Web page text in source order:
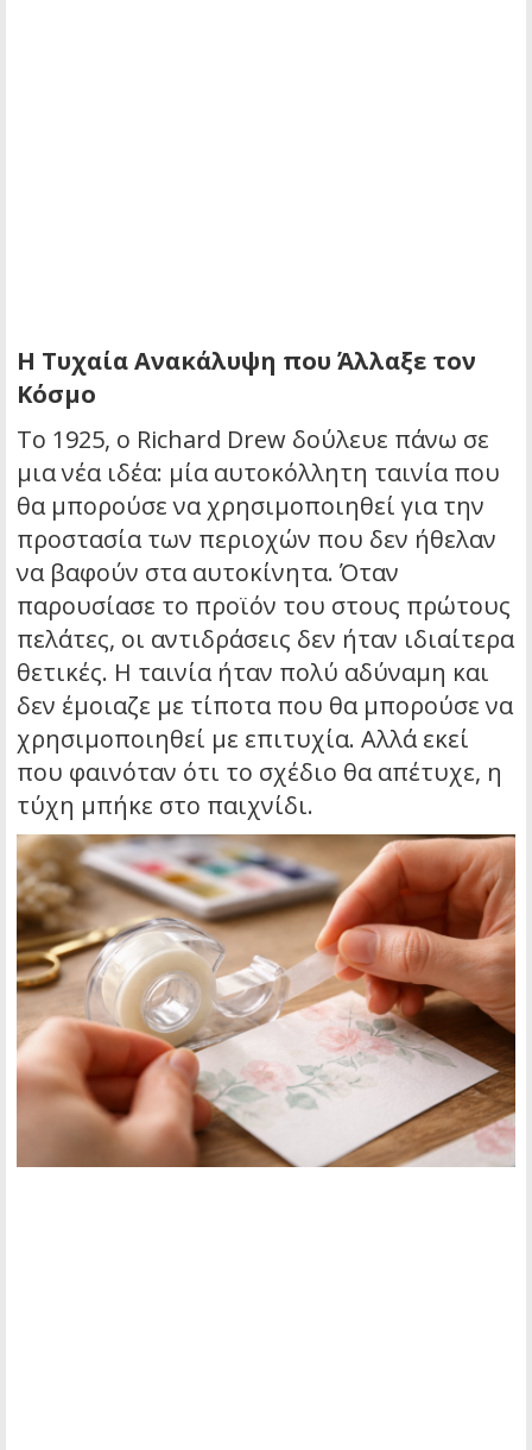
Η Τυχαία Ανακάλυψη που Άλλαξε τον
Κόσμο
Το 1925, ο Richard Drew δούλευε πάνω σε
μια νέα ιδέα: μία αυτοκόλλητη ταινία που
θα μπορούσε να χρησιμοποιηθεί για την
προστασία των περιοχών που δεν ήθελαν
να βαφούν στα αυτοκίνητα. Όταν
παρουσίασε το προϊόν του στους πρώτους
πελάτες, οι αντιδράσεις δεν ήταν ιδιαίτερα
θετικές. Η ταινία ήταν πολύ αδύναμη και
δεν έμοιαζε με τίποτα που θα μπορούσε να
χρησιμοποιηθεί με επιτυχία. Αλλά εκεί
που φαινόταν ότι το σχέδιο θα απέτυχε, η
τύχη μπήκε στο παιχνίδι.